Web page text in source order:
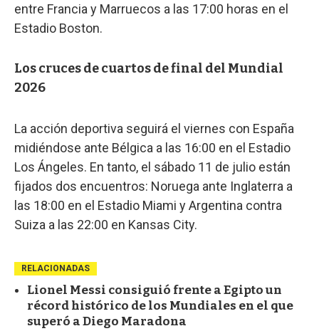
entre Francia y Marruecos a las 17:00 horas en el
Estadio Boston.
Los cruces de cuartos de final del Mundial
2026
La acción deportiva seguirá el viernes con España
midiéndose ante Bélgica a las 16:00 en el Estadio
Los Ángeles. En tanto, el sábado 11 de julio están
fijados dos encuentros: Noruega ante Inglaterra a
las 18:00 en el Estadio Miami y Argentina contra
Suiza a las 22:00 en Kansas City.
RELACIONADAS
Lionel Messi consiguió frente a Egipto un
récord histórico de los Mundiales en el que
superó a Diego Maradona